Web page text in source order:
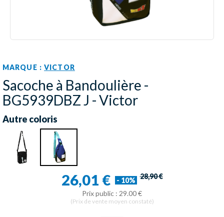
MARQUE :VICTOR
Sacoche à Bandoulière -
BG5939DBZ J - Victor
Autre coloris
26,01 € - 10% 28,90 €
Prix public : 29.00 €
(Prix de vente moyen constaté)